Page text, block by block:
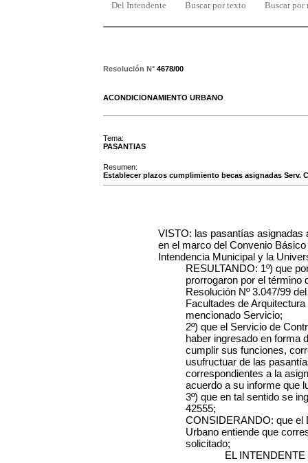
Del Intendente Buscar por texto Buscar por
Resolución N° 4678/00
ACONDICIONAMIENTO URBANO
Tema:
PASANTIAS
Resumen:
Establecer plazos cumplimiento becas asignadas Serv.
VISTO: las pasantías asignadas
en el marco del Convenio
Intendencia Municipal y la
RESULTANDO: 1º) que
prorrogaron por el término
Resolución Nº 3.047/99
Facultades de
mencionado Servicio;
2º) que el Servicio de
haber ingresado en forma
cumplir sus funciones,
usufructuar de las
correspondientes a la
acuerdo a su informe que
3º) que en tal sentido se
42555;
CONSIDERANDO: que el
Urbano entiende que
solicitado;
EL